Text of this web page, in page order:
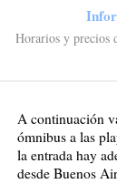
Horarios y precios
A continuación
ómnibus a las
la entrada hay
desde Buenos